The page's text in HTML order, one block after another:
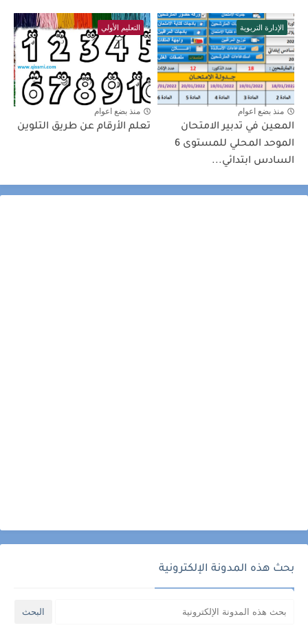
الإدارة التربوية
منذ بضع اعوام
المعين في تدبير الامتحان
الموحد المحلي للمستوى 6
السادس ابتدائي...
التعليم الأولي
منذ بضع اعوام
تعلم الأرقام عن طريق التلوين
بحث هذه المدونة الإلكترونية